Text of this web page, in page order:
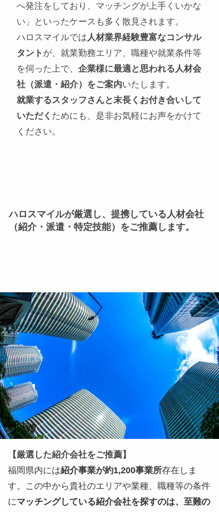
へ発注をしており、マッチングが上手くいかな
い」といったケースも多く散見されます。
ハロスマイルでは 人材業界経験豊富なコンサル
タント が、就業勤務エリア、職種や就業条件等
を伺った上で、企業様に最適と思われる人材会
社（派遣・紹介）をご案内いたします。
就業するスタッフさんと末長くお付き合いして
いただく ためにも、是非お気軽にお声をかけて
ください。
ハロスマイルが厳選し、提携している人材会社
（紹介・派遣・特定技能）をご推薦します。
【厳選した紹介会社をご推薦】
福岡県内には紹介事業が約1,200事業所存在しま
す。この中から貴社のエリアや業種、職種等の条件
にマッチングしている紹介会社を探すのは、至難の